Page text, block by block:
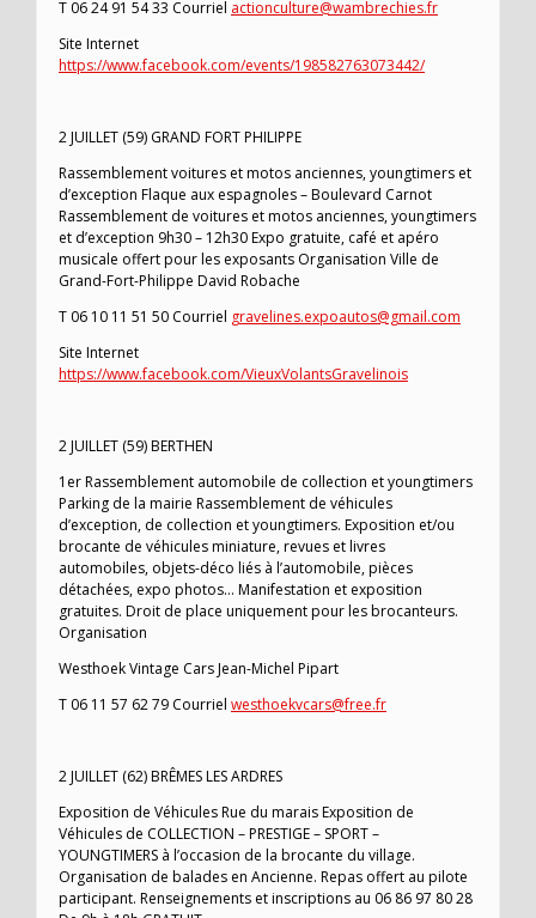
T 06 24 91 54 33 Courriel actionculture@wambrechies.fr
Site Internet
https://www.facebook.com/events/198582763073442/
2 JUILLET (59) GRAND FORT PHILIPPE
Rassemblement voitures et motos anciennes, youngtimers et
d’exception Flaque aux espagnoles – Boulevard Carnot
Rassemblement de voitures et motos anciennes, youngtimers
et d’exception 9h30 – 12h30 Expo gratuite, café et apéro
musicale offert pour les exposants Organisation Ville de
Grand-Fort-Philippe David Robache
T 06 10 11 51 50 Courriel gravelines.expoautos@gmail.com
Site Internet
https://www.facebook.com/VieuxVolantsGravelinois
2 JUILLET (59) BERTHEN
1er Rassemblement automobile de collection et youngtimers
Parking de la mairie Rassemblement de véhicules
d’exception, de collection et youngtimers. Exposition et/ou
brocante de véhicules miniature, revues et livres
automobiles, objets-déco liés à l’automobile, pièces
détachées, expo photos… Manifestation et exposition
gratuites. Droit de place uniquement pour les brocanteurs.
Organisation
Westhoek Vintage Cars Jean-Michel Pipart
T 06 11 57 62 79 Courriel westhoekvcars@free.fr
2 JUILLET (62) BRÊMES LES ARDRES
Exposition de Véhicules Rue du marais Exposition de
Véhicules de COLLECTION – PRESTIGE – SPORT –
YOUNGTIMERS à l’occasion de la brocante du village.
Organisation de balades en Ancienne. Repas offert au pilote
participant. Renseignements et inscriptions au 06 86 97 80 28